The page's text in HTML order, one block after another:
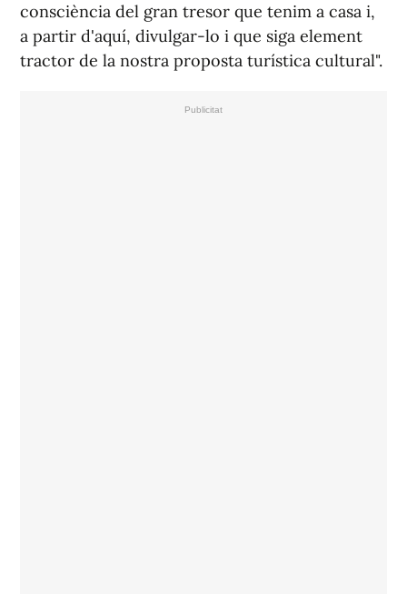
consciència del gran tresor que tenim a casa i,
a partir d'aquí, divulgar-lo i que siga element
tractor de la nostra proposta turística cultural".